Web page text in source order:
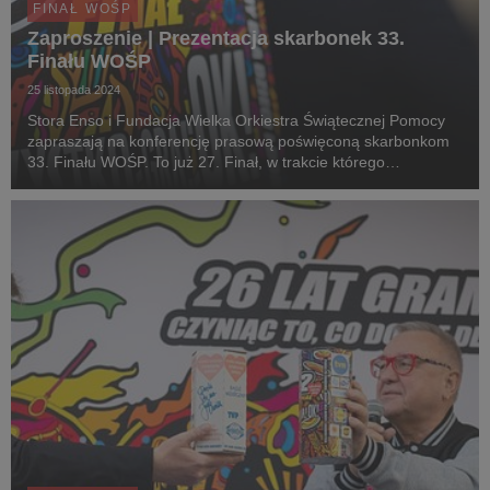
FINAŁ WOŚP
Zaproszenie | Prezentacja skarbonek 33.
Finału WOŚP
25 listopada 2024
Stora Enso i Fundacja Wielka Orkiestra Świątecznej Pomocy
zapraszają na konferencję prasową poświęconą skarbonkom
33. Finału WOŚP. To już 27. Finał, w trakcie którego
produkowanych przez Stora Enso. ​